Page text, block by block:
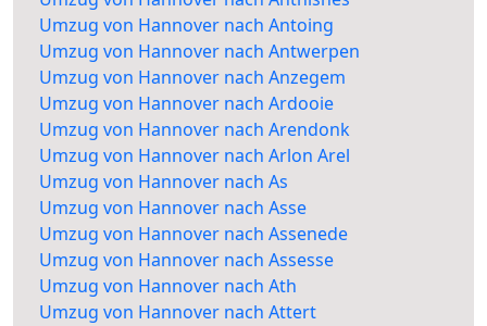
Umzug von Hannover nach Antoing
Umzug von Hannover nach Antwerpen
Umzug von Hannover nach Anzegem
Umzug von Hannover nach Ardooie
Umzug von Hannover nach Arendonk
Umzug von Hannover nach Arlon Arel
Umzug von Hannover nach As
Umzug von Hannover nach Asse
Umzug von Hannover nach Assenede
Umzug von Hannover nach Assesse
Umzug von Hannover nach Ath
Umzug von Hannover nach Attert